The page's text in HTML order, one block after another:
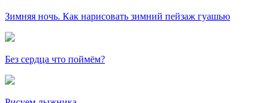
Зимняя ночь. Как нарисовать зимний пейзаж гуашью
Без сердца что поймём?